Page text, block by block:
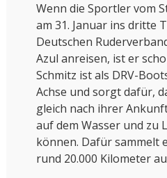
Wenn die Sportler vom
am 31. Januar ins dritte
Deutschen
Azul anreisen, ist er
Schmitz ist als DRV-
Achse und sorgt dafür,
gleich nach ihrer
auf dem Wasser und zu
können. Dafür sammelt
rund 20.000 Kilometer